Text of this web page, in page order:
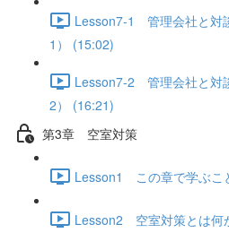
Lesson7-1 管理会社と対
1） (15:02)
Lesson7-2 管理会社と対
2） (16:21)
第3章 空室対策
Lesson1 この章で学ぶこ
Lesson2 空室対策とは何